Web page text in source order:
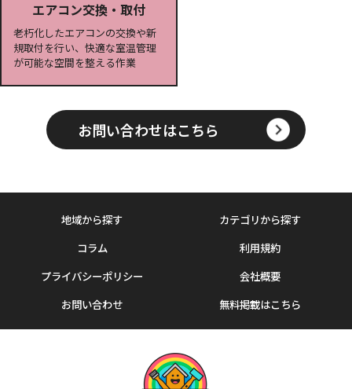
エアコン交換・取付
老朽化したエアコンの交換や新
規取付を行い、快適な室温管理
が可能な空間を整える作業
お問い合わせはこちら
地域から探す
カテゴリから探す
コラム
利用規約
プライバシーポリシー
会社概要
お問い合わせ
無料掲載はこちら